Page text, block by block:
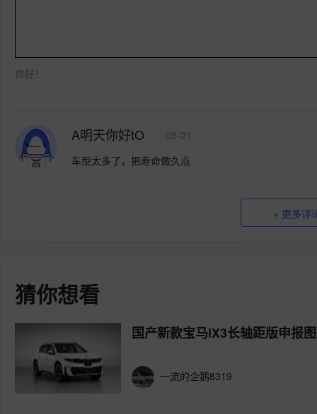
你好！
A明天你好tO
05-21
车型太多了，把寿命做久点
+ 更多评
猜你想看
国产新款宝马iX3长轴距版申报
一流的企鹅8319